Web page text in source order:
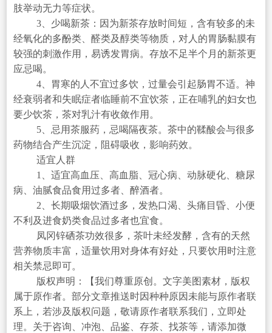
肢举动无力等症状。
3、少喝新茶：因为新茶存放时间短，含有较多的未
经氧化的多酚类、醛类及醇类等物质，对人的胃肠黏膜有
较强的刺激作用，易诱发胃病。存放不足半个月的新茶更
应忌喝。
4、胃寒的人不宜过多饮，过量会引起肠胃不适。神
经衰弱者和失眠症者临睡前不宜饮茶，正在哺乳的妇女也
要少饮茶，茶对乳汁有收敛作用。
5、忌用茶服药，忌喝隔夜茶。茶中的鞣酸会与很多
药物结合产生沉淀，阻碍吸收，影响药效。
适宜人群
1、适宜高血压、高血脂、冠心病、动脉硬化、糖尿
病、油腻食品食用过多者、醉酒者。
2、长期吸烟饮酒过多，发热口渴、头痛目昏、小便
不利及进食奶类食品过多者也宜食。
凤冈锌硒茶功效很多，茶叶未经发酵，含有的天然
营养物质丰富，适量饮用对身体有好处，只要饮用时注意
相关禁忌即可。
版权声明：【我们尊重原创。文字美图素材，版权
属于原作者。部分文章推送时因种种原因未能与原作者联
系上，若涉及版权问题，敬请原作者联系我们，立即处
理。关于咨询、冲泡、品鉴、存茶、找茶等，请添加微